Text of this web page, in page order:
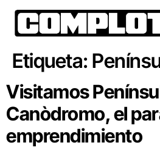
Etiqueta:
Visitamos
Canòdromo, el
emprendimiento